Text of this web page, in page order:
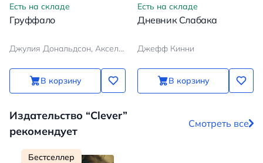
Есть на складе
Груффало
Джулия Дональдсон, Аксель Шеффлер
В корзину
Есть на складе
Дневник Слабака
Джефф Кинни
В корзину
Издательство “Clever”
рекомендует
Смотреть все
Бестселлер